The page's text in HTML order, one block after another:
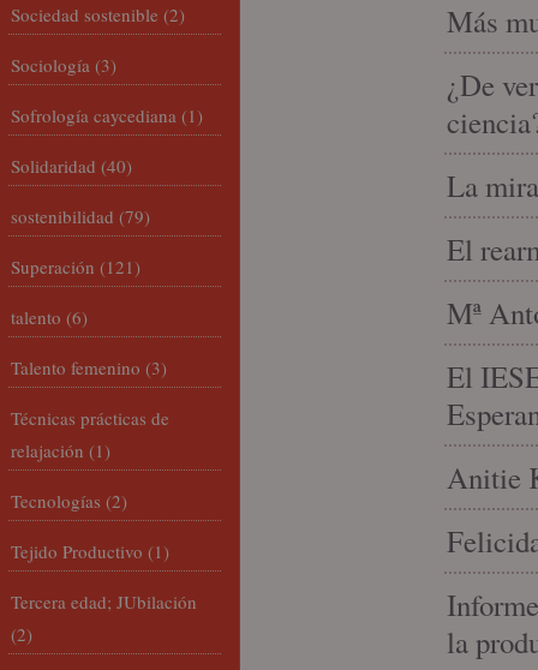
Más
¿De
La
El
Mª
El
Anitie
la
Sociedad sostenible (2)
Sociología (3)
Sofrología caycediana (1)
Solidaridad (40)
sostenibilidad (79)
Superación (121)
talento (6)
Talento femenino (3)
Técnicas prácticas de
relajación (1)
Tecnologías (2)
Tejido Productivo (1)
Tercera edad; JUbilación
(2)